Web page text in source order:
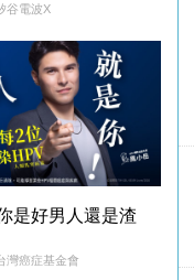
谷電波X
是好男人還是渣
灣癌症基金會